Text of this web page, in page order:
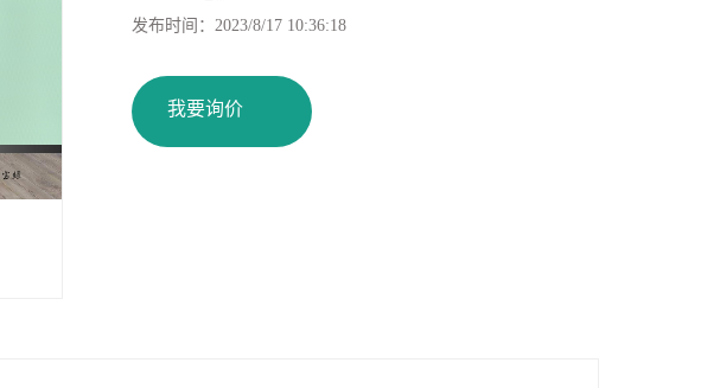
发布时间： 2023/8/17 10:36:18
我要询价